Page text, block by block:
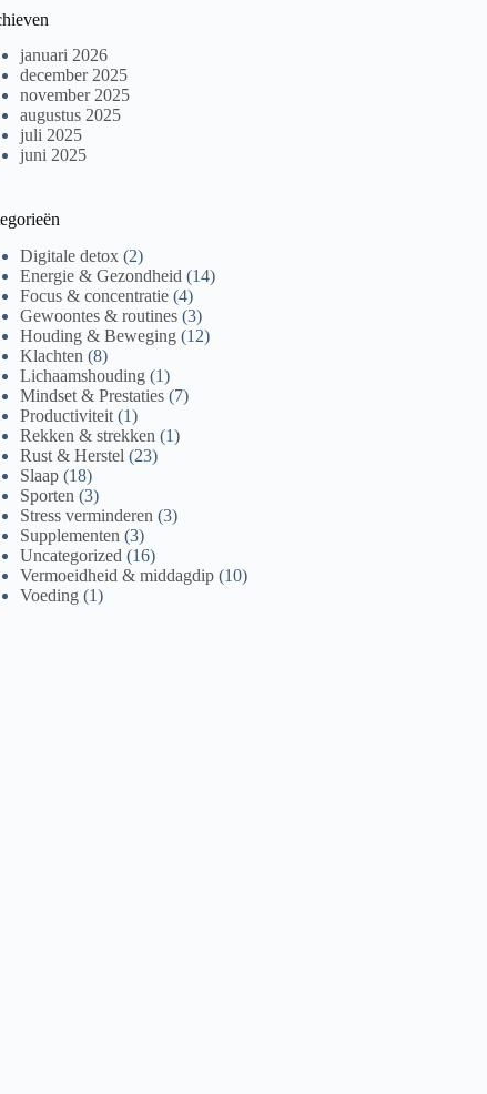
januari 2026
december 2025
november 2025
augustus 2025
juli 2025
juni 2025
Digitale detox (2)
Energie & Gezondheid (14)
Focus & concentratie (4)
Gewoontes & routines (3)
Houding & Beweging (12)
Klachten (8)
Lichaamshouding (1)
Mindset & Prestaties (7)
Productiviteit (1)
Rekken & strekken (1)
Rust & Herstel (23)
Slaap (18)
Sporten (3)
Stress verminderen (3)
Supplementen (3)
Uncategorized (16)
Vermoeidheid & middagdip (10)
Voeding (1)